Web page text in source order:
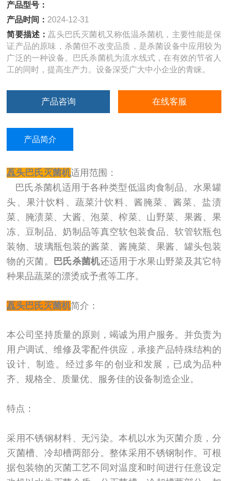
产品型号：
产品时间： 2024-12-31
简要描述：藠头巴氏灭菌机又称低温杀菌机，主要性能是保
证产品的原味，杀菌但不改变品质，是杀菌设备中应用较为
广泛的一种设备。巴氏杀菌机为流水线式，在有效的节省人
工的同时，提高生产力。设备深受广大中小企业的青睐。
产品咨询 在线客服
产品简介
藠头巴氏灭菌机适用范围：
巴氏杀菌机适用于各种类型低温肉食制品、水果罐
头、果汁饮料、蔬菜汁饮料、酱腌菜、酱菜、盐渍
菜、腌渍菜、大酱、泡菜、榨菜、山野菜、果酱、果
冻、豆制品、奶制品等真空软包装食品、软管软瓶包
装物、玻璃瓶包装的酱菜、酱腌菜、果酱、罐头包装
物的灭菌。
巴氏杀菌机还适用于水果山野菜及其它特
种果品蔬菜的漂烫或予煮等工序。
藠头巴氏灭菌机简介：
本公司坚持质量的原则，竭诚为用户服务。并负责为
用户调试、维修及零配件供应，承接产品特殊结构的
设计、制造。经过多年的创业和发展，已成为品种
齐、规格全、质量优、服务佳的设备制造企业。
特点：
采用不锈钢材料、无污染。本机以水为灭菌介质，分
灭菌槽、冷却槽两部分。整体采用不锈钢制作。可根
据包装物的灭菌工艺不同对温度和时间进行任意设定